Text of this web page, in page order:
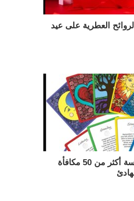
العطرية على عيد
لحظات مدروسة أكثر من 50 مكافأة